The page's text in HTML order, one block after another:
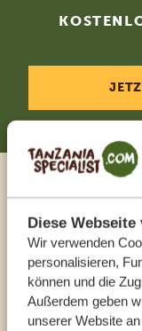
Diese
Wir verwenden
personalisieren,
können und die
Außerdem geben
unserer Website
UNSERE